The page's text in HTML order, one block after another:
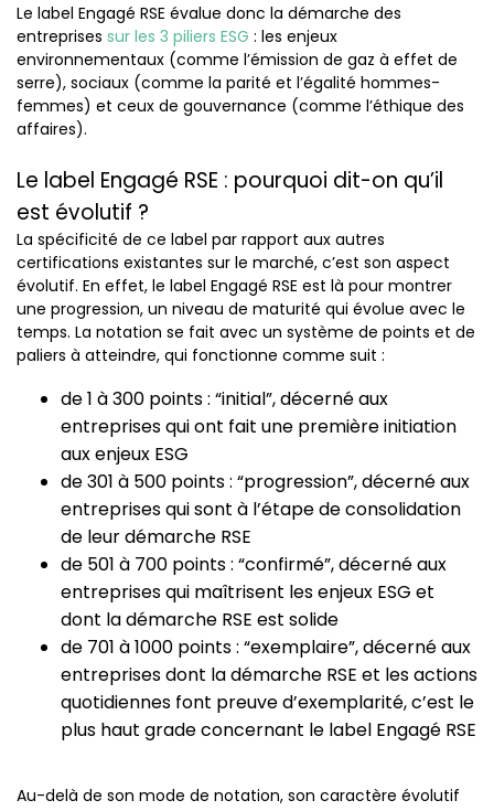
Le label Engagé RSE évalue donc la démarche des
entreprises sur les 3 piliers ESG : les enjeux
environnementaux (comme l’émission de gaz à effet de
serre), sociaux (comme la parité et l’égalité hommes-
femmes) et ceux de gouvernance (comme l’éthique des
affaires).
Le label Engagé RSE : pourquoi dit-on qu’il
est évolutif ?
La spécificité de ce label par rapport aux autres
certifications existantes sur le marché, c’est son aspect
évolutif. En effet, le label Engagé RSE est là pour montrer
une progression, un niveau de maturité qui évolue avec le
temps. La notation se fait avec un système de points et de
paliers à atteindre, qui fonctionne comme suit :
de 1 à 300 points : “initial”, décerné aux
entreprises qui ont fait une première initiation
aux enjeux ESG
de 301 à 500 points : “progression”, décerné aux
entreprises qui sont à l’étape de consolidation
de leur démarche RSE
de 501 à 700 points : “confirmé”, décerné aux
entreprises qui maîtrisent les enjeux ESG et
dont la démarche RSE est solide
de 701 à 1000 points : “exemplaire”, décerné aux
entreprises dont la démarche RSE et les actions
quotidiennes font preuve d’exemplarité, c’est le
plus haut grade concernant le label Engagé RSE
Au-delà de son mode de notation, son caractère évolutif